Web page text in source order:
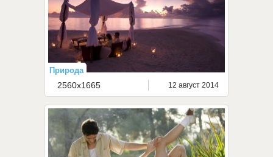
Природа
2560x1665 12 август 2014